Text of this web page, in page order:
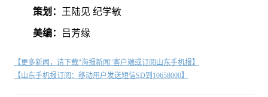
策划： 王陆见 纪学敏
美编： 吕芳缘
【更多新闻，请下载"海报新闻"客户端或订阅山东手机报】
【山东手机报订阅：移动用户发送短信SD到10658000】